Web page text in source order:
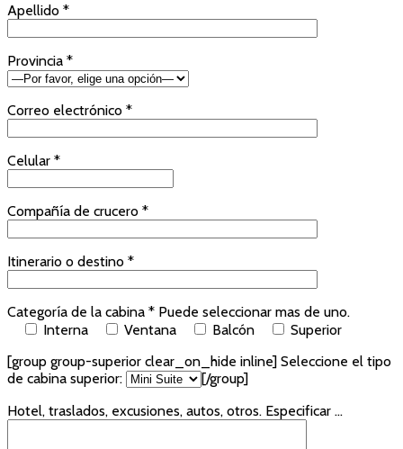
Apellido *
Provincia *
Correo electrónico *
Celular *
Compañía de crucero *
Itinerario o destino *
Categoría de la cabina * Puede seleccionar mas de uno.
Interna
Ventana Balcón
Superior
[group group-superior clear_on_hide inline] Seleccione el tipo
de cabina superior:
[/group]
Hotel, traslados, excusiones, autos, otros. Especificar ...